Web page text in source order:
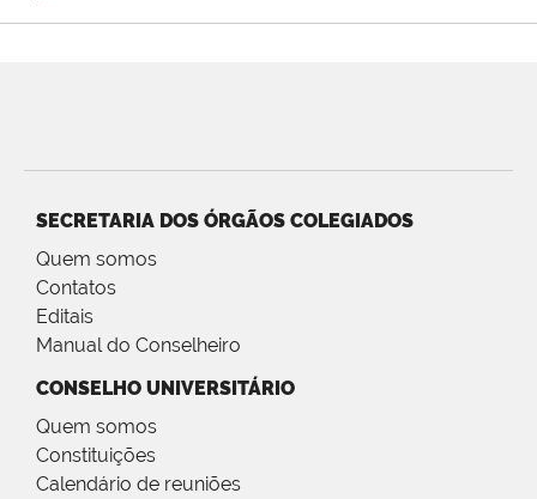
SECRETARIA DOS ÓRGÃOS COLEGIADOS
Quem somos
Contatos
Editais
Manual do Conselheiro
CONSELHO UNIVERSITÁRIO
Quem somos
Constituições
Calendário de reuniões